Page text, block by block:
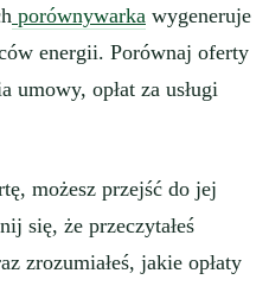
porównywarka wygeneruje
energii. Porównaj oferty
umowy, opłat za usługi
możesz przejść do jej
się, że przeczytałeś
zrozumiałeś, jakie opłaty